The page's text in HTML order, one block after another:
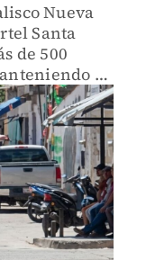
Nueva
Santa
de 500
a
mayor